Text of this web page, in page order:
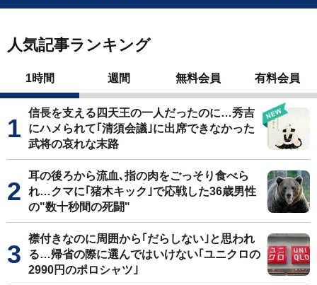
人気記事ランキング
1時間 週間 無料会員 有料会員
信長を支える四天王の一人だったのに…秀吉
にハメられて｢清須会議｣に出席できなかった
武将の哀れな末路
耳の後ろから流血､指の肉をごっそり食べら
れ…クマに｢猪木キック｣で応戦した36歳男性
の"数十秒間の死闘"
襟付きなのに周囲から｢だらしない｣と思われ
る…帰省の際に選んではいけない｢ユニクロの
2990円のポロシャツ｣